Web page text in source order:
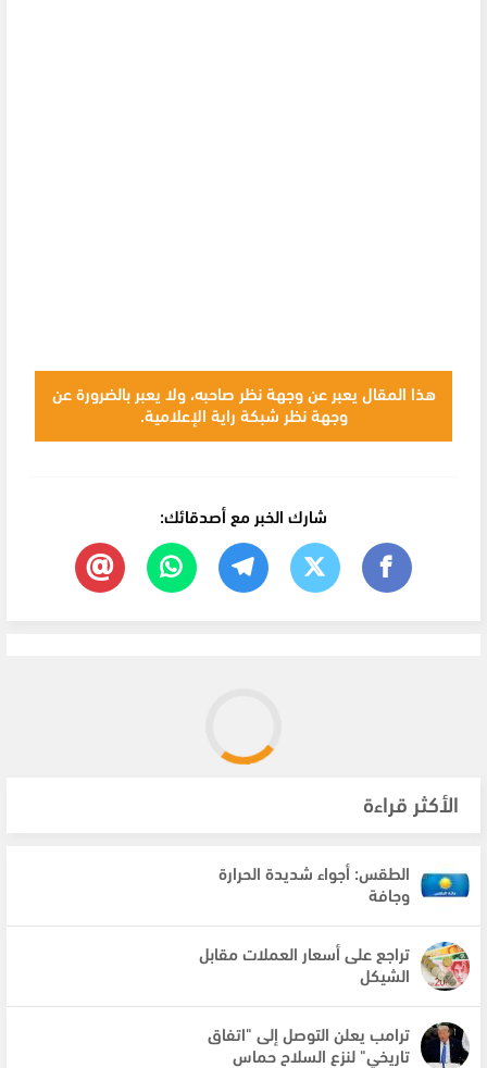
هذا المقال يعبر عن وجهة نظر صاحبه، ولا يعبر بالضرورة عن
وجهة نظر شبكة راية الإعلامية.
شارك الخبر مع أصدقائك:
الأكثر قراءة
الطقس: أجواء شديدة الحرارة
وجافة
تراجع على أسعار العملات مقابل
الشيكل
ترامب يعلن التوصل إلى "اتفاق
تاريخي" لنزع السلاح حماس